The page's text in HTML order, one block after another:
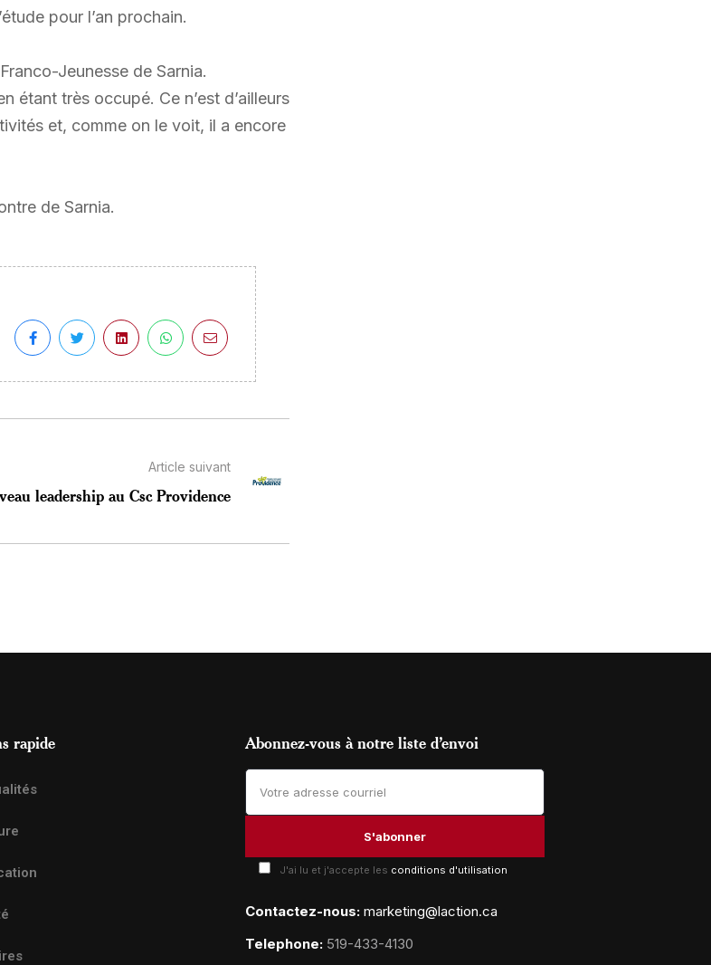
pour l’an prochain.
Jeunesse de Sarnia.
étant très occupé. Ce n’est d’ailleurs
et, comme on le voit, il a encore
de Sarnia.
Article suivant
leadership au Csc Providence
rapide Abonnez-vous à notre liste d’envoi
J'ai lu et j'accepte les conditions d'utilisation
Contactez-nous: marketing@laction.ca
Telephone: 519-433-4130